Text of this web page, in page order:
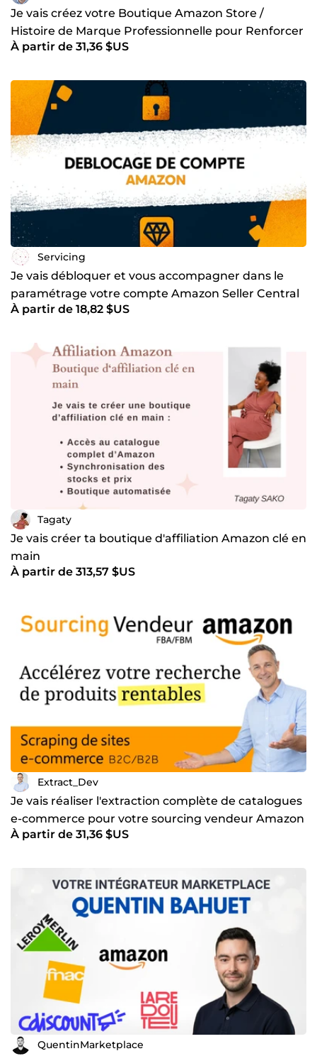
Je vais créez votre Boutique Amazon Store /
Histoire de Marque Professionnelle pour Renforcer
votre Image
À partir de 31,36 $US
Servicing
Je vais débloquer et vous accompagner dans le
paramétrage votre compte Amazon Seller Central
À partir de 18,82 $US
Tagaty
Je vais créer ta boutique d'affiliation Amazon clé en
main
À partir de 313,57 $US
Extract_Dev
Je vais réaliser l'extraction complète de catalogues
e-commerce pour votre sourcing vendeur Amazon
À partir de 31,36 $US
QuentinMarketplace